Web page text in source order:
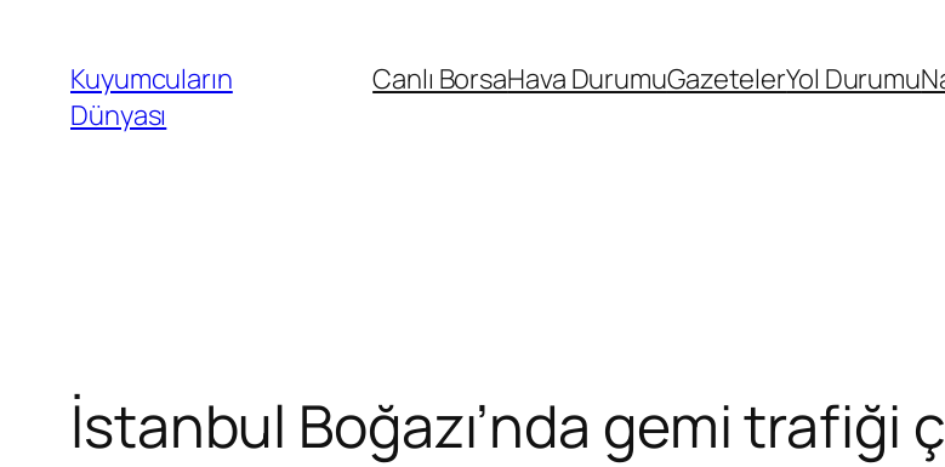
Kuyumcuların
Dünyası
Canlı BorsaHava DurumuGazetelerYol Durumu
İstanbul Boğazı’nda gemi